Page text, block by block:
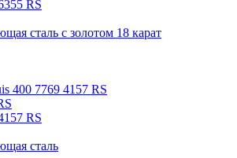
RS
сталь с золотом 18 карат
RS
сталь